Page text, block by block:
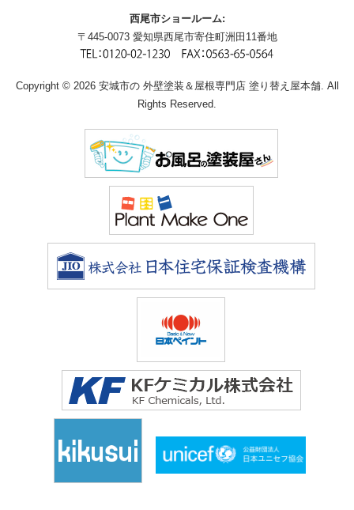
西尾市ショールーム:
〒445-0073 愛知県西尾市寄住町洲田11番地
Copyright © 2026 安城市の 外壁塗装＆屋根専門店 塗り替え屋本舗. All
Rights Reserved.